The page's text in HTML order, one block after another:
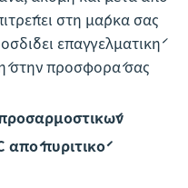
στη μάρκα σας
επαγγελματική
στην προσφορά σας
από πυριτικό